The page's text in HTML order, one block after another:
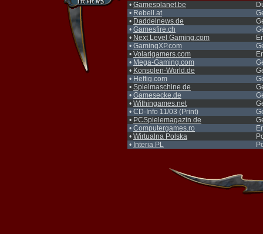
• Gamesplanet.be
• Rebell.at
• Daddelnews.de
• Gamesfire.ch
• Next Level Gaming.com
• GamingXP.com
• Volarigamers.com
• Mega-Gaming.com
• Konsolen-World.de
• Heftig.com
• Spielmaschine.de
• Gamesecke.de
• Withingames.net
• CD-Info 11/03 (Print)
• PCSpielemagazin.de
• Computergames.ro
• Wirtualna Polska
• Interia PL